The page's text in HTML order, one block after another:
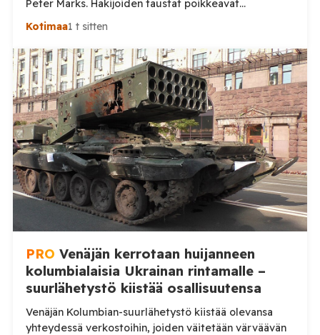
Peter Marks. Hakijoiden taustat poikkeavat
huomattavasti toisistaan. Poliisihallitus nimittää
Virka pyritään täyttämään 1. lokakuuta 2026 alkaen, ja
sen virkapaikkana on Vaasa. Poliisipäällikkö vastaa
muun muassa poliisilaitoksen toiminnan, talouden ja
henkilöstön johtamisesta sekä poliisipalvelujen
järjestämisestä laitoksen alueella. Tilaa Posi […]
Kotimaa1 t sitten
PRO Venäjän kerrotaan huijanneen
kolumbialaisia Ukrainan rintamalle –
suurlähetystö kiistää osallisuutensa
Venäjän Kolumbian-suurlähetystö kiistää olevansa
yhteydessä verkostoihin, joiden väitetään värväävän